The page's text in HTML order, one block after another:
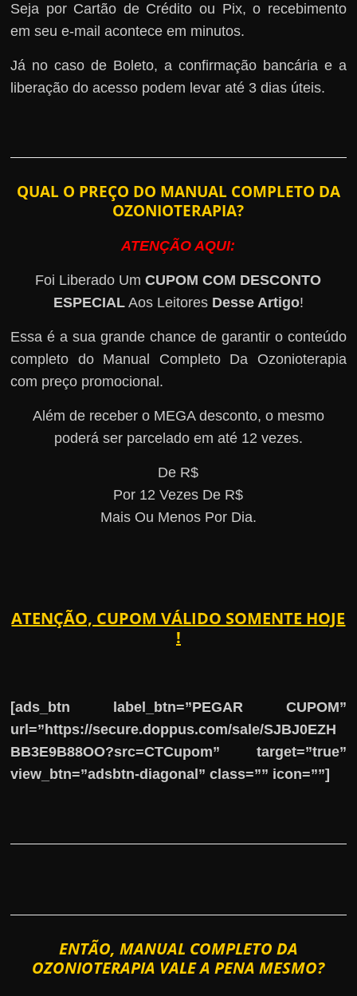
Seja por Cartão de Crédito ou Pix, o recebimento
em seu e-mail acontece em minutos.
Já no caso de Boleto, a confirmação bancária e a
liberação do acesso podem levar até 3 dias úteis.
QUAL O PREÇO DO MANUAL COMPLETO DA
OZONIOTERAPIA?
ATENÇÃO AQUI:
Foi Liberado UmCUPOM COM DESCONTO
ESPECIALAos Leitores Desse Artigo!
Essa é a sua grande chance de garantir o conteúdo
completo do Manual Completo Da Ozonioterapia
com preço promocional.
Além de receber o MEGA desconto, o mesmo
poderá ser parcelado em até 12 vezes.
De R$
Por 12 Vezes De R$
Mais Ou Menos Por Dia.
ATENÇÃO, CUPOM VÁLIDO SOMENTE HOJE
!
[ads_btn label_btn=”PEGAR CUPOM”
url=”https://secure.doppus.com/sale/SJBJ0EZH
BB3E9B88OO?src=CTCupom” target=”true”
view_btn=”adsbtn-diagonal” class=”” icon=””]
ENTÃO, MANUAL COMPLETO DA
OZONIOTERAPIA VALE A PENA MESMO?